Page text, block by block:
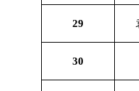
29
30